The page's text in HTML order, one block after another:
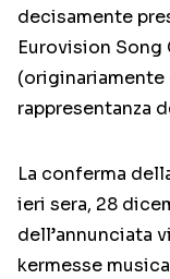
decisamente
Eurovision Song
(originariamente
rappresentanza
La conferma
ieri sera, 28
dell’annunciata
kermesse